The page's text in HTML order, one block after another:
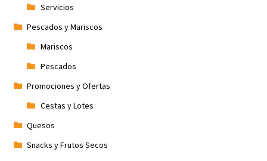
Servicios
Pescados y Mariscos
Mariscos
Pescados
Promociones y Ofertas
Cestas y Lotes
Quesos
Snacks y Frutos Secos